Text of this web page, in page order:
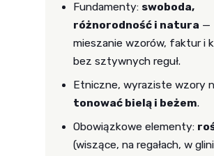
Fundamenty: swoboda,
różnorodność i natura —
mieszanie wzorów, faktur i
bez sztywnych reguł.
Etniczne, wyraziste wzory
tonować bielą i beżem.
Obowiązkowe elementy:
(wiszące, na regałach, w